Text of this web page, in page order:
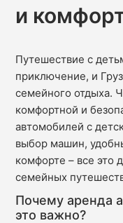
и
Путешествие с
приключение, и
семейного отдыха.
комфортной и
автомобилей с
выбор машин,
комфорте – все это
семейных
Почему аренда
это важно?